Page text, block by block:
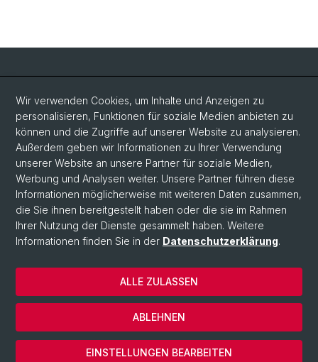
Social Media
LinkedIn
Bluesky
Vimeo
© Universität Basel
Datenschutzerklärung
Wir verwenden Cookies, um Inhalte und Anzeigen zu
personalisieren, Funktionen für soziale Medien anbieten zu
können und die Zugriffe auf unserer Website zu analysieren.
Außerdem geben wir Informationen zu Ihrer Verwendung
unserer Website an unsere Partner für soziale Medien,
Werbung und Analysen weiter. Unsere Partner führen diese
Informationen möglicherweise mit weiteren Daten zusammen,
die Sie ihnen bereitgestellt haben oder die sie im Rahmen
Ihrer Nutzung der Dienste gesammelt haben. Weitere
Informationen finden Sie in der Datenschutzerklärung.
EINSTELLUNGEN BEARBEITEN
ABLEHNEN
ALLE ZULASSEN